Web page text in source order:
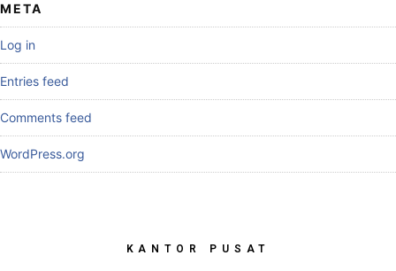
META
Log in
Entries feed
Comments feed
WordPress.org
KANTOR PUSAT